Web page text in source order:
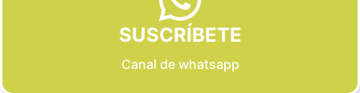
SUSCRÍBETE
Canal de whatsapp